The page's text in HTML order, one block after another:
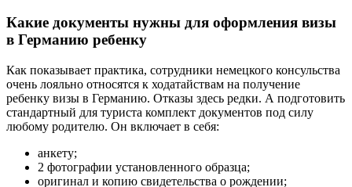
Какие документы нужны для оформления визы
в Германию ребенку
Как показывает практика, сотрудники немецкого консульства
очень лояльно относятся к ходатайствам на получение
ребенку визы в Германию. Отказы здесь редки. А подготовить
стандартный для туриста комплект документов под силу
любому родителю. Он включает в себя:
анкету;
2 фотографии установленного образца;
оригинал и копию свидетельства о рождении;